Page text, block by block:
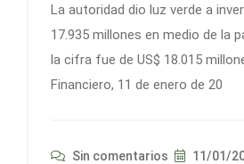
La autoridad dio luz verde a
17.935 millones en medio de la
la cifra fue de US$ 18.015
Financiero, 11 de enero de 20
Sin comentarios 11/01/